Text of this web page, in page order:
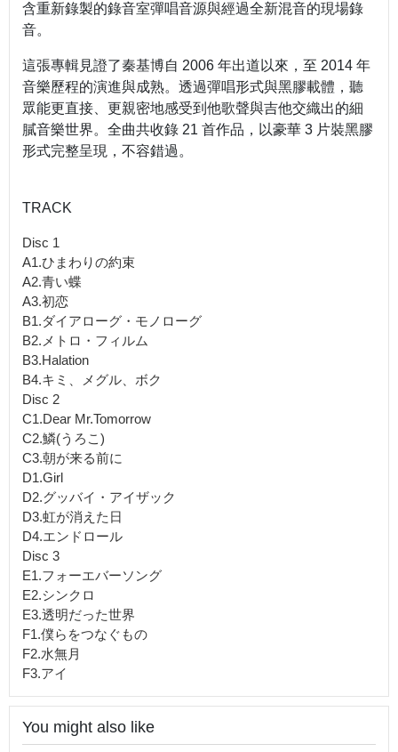
含重新錄製的錄音室彈唱音源與經過全新混音的現場錄
音。
這張專輯見證了秦基博自 2006 年出道以來，至 2014 年
音樂歷程的演進與成熟。透過彈唱形式與黑膠載體，聽
眾能更直接、更親密地感受到他歌聲與吉他交織出的細
膩音樂世界。全曲共收錄 21 首作品，以豪華 3 片裝黑膠
形式完整呈現，不容錯過。
TRACK
Disc 1
A1.ひまわりの約束
A2.青い蝶
A3.初恋
B1.ダイアローグ・モノローグ
B2.メトロ・フィルム
B3.Halation
B4.キミ、メグル、ボク
Disc 2
C1.Dear Mr.Tomorrow
C2.鱗(うろこ)
C3.朝が来る前に
D1.Girl
D2.グッバイ・アイザック
D3.虹が消えた日
D4.エンドロール
Disc 3
E1.フォーエバーソング
E2.シンクロ
E3.透明だった世界
F1.僕らをつなぐもの
F2.水無月
F3.アイ
You might also like